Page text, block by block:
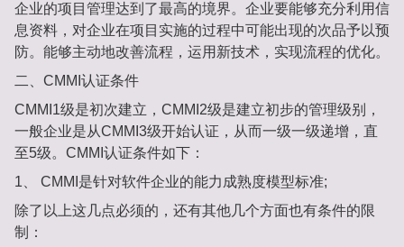
企业的项⽬管理达到了最⾼的境界。企业要能够充分利⽤信
息资料，对企业在项⽬实施的过程中可能出现的次品予以预
防。能够主动地改善流程，运⽤新技术，实现流程的优化。
⼆、CMMI认证条件
CMMI1级是初次建⽴，CMMI2级是建⽴初步的管理级别，
⼀般企业是从CMMI3级开始认证，从⽽⼀级⼀级递增，直
⾄5级。CMMI认证条件如下：
1、 CMMI是针对软件企业的能⼒成熟度模型标准;
除了以上这⼏点必须的，还有其他⼏个⽅⾯也有条件的限
制：